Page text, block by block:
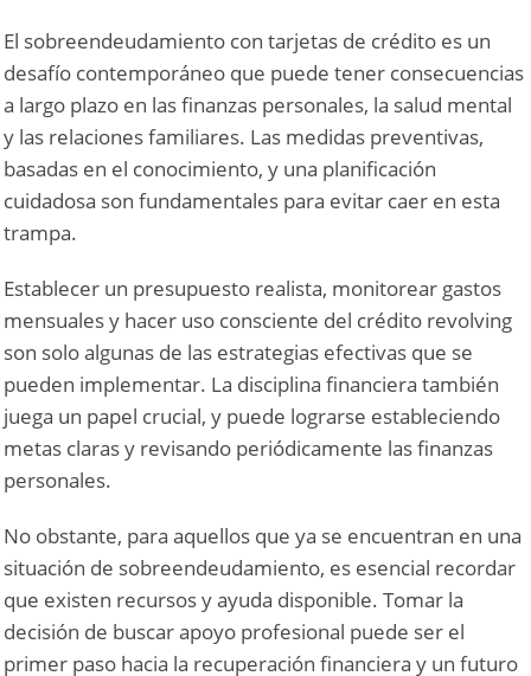
El sobreendeudamiento con tarjetas de crédito es un
desafío contemporáneo que puede tener consecuencias
a largo plazo en las finanzas personales, la salud mental
y las relaciones familiares. Las medidas preventivas,
basadas en el conocimiento, y una planificación
cuidadosa son fundamentales para evitar caer en esta
trampa.
Establecer un presupuesto realista, monitorear gastos
mensuales y hacer uso consciente del crédito revolving
son solo algunas de las estrategias efectivas que se
pueden implementar. La disciplina financiera también
juega un papel crucial, y puede lograrse estableciendo
metas claras y revisando periódicamente las finanzas
personales.
No obstante, para aquellos que ya se encuentran en una
situación de sobreendeudamiento, es esencial recordar
que existen recursos y ayuda disponible. Tomar la
decisión de buscar apoyo profesional puede ser el
primer paso hacia la recuperación financiera y un futuro